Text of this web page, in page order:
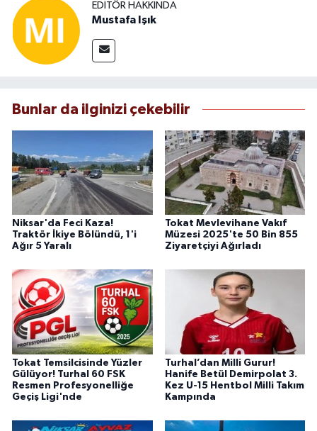
EDITÖR HAKKINDA
Mustafa Işık
Bunlar da ilginizi çekebilir
Niksar'da Feci Kaza!
Traktör İkiye Bölündü, 1'i
Ağır 5 Yaralı
Tokat Mevlevihane Vakıf
Müzesi 2025'te 50 Bin 855
Ziyaretçiyi Ağırladı
Tokat Temsilcisinde Yüzler
Gülüyor! Turhal 60 FSK
Resmen Profesyonelliğe
Geçiş Ligi'nde
Turhal’dan Milli Gurur!
Hanife Betül Demirpolat 3.
Kez U-15 Hentbol Milli Takım
Kampında